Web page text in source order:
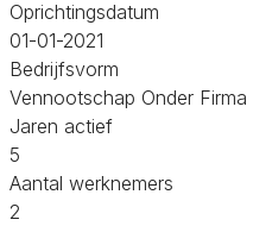
Oprichtingsdatum
01-01-2021
Bedrijfsvorm
Vennootschap Onder Firma
Jaren actief
5
Aantal werknemers
2